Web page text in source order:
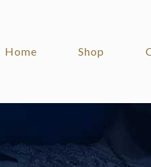
Home Shop